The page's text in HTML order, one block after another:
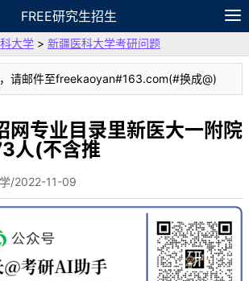
FREE研究生招生
专题 APP 笔记
论坛
大学 > 新疆医科大学考研问题
请邮件至freekaoyan#163.com(#换成@)
网专业目录里新医大一附院
人(不含推
/2022-11-09